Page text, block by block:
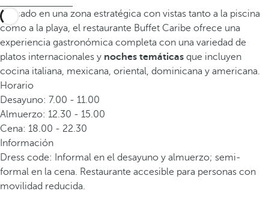
Ubicado en una zona estratégica con vistas tanto a la piscina
como a la playa, el restaurante Buffet Caribe ofrece una
experiencia gastronómica completa con una variedad de
platos internacionales y noches temáticas que incluyen
cocina italiana, mexicana, oriental, dominicana y americana.
Horario
Desayuno: 7.00 - 11.00
Almuerzo: 12.30 - 15.00
Cena: 18.00 - 22.30
Información
Dress code: Informal en el desayuno y almuerzo; semi-
formal en la cena. Restaurante accesible para personas con
movilidad reducida.